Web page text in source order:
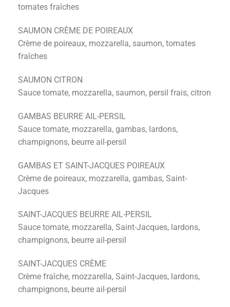
tomates fraîches
SAUMON CRÈME DE POIREAUX
Crème de poireaux, mozzarella, saumon, tomates
fraîches
SAUMON CITRON
Sauce tomate, mozzarella, saumon, persil frais, citron
GAMBAS BEURRE AIL-PERSIL
Sauce tomate, mozzarella, gambas, lardons,
champignons, beurre ail-persil
GAMBAS ET SAINT-JACQUES POIREAUX
Crème de poireaux, mozzarella, gambas, Saint-
Jacques
SAINT-JACQUES BEURRE AIL-PERSIL
Sauce tomate, mozzarella, Saint-Jacques, lardons,
champignons, beurre ail-persil
SAINT-JACQUES CRÈME
Crème fraîche, mozzarella, Saint-Jacques, lardons,
champignons, beurre ail-persil